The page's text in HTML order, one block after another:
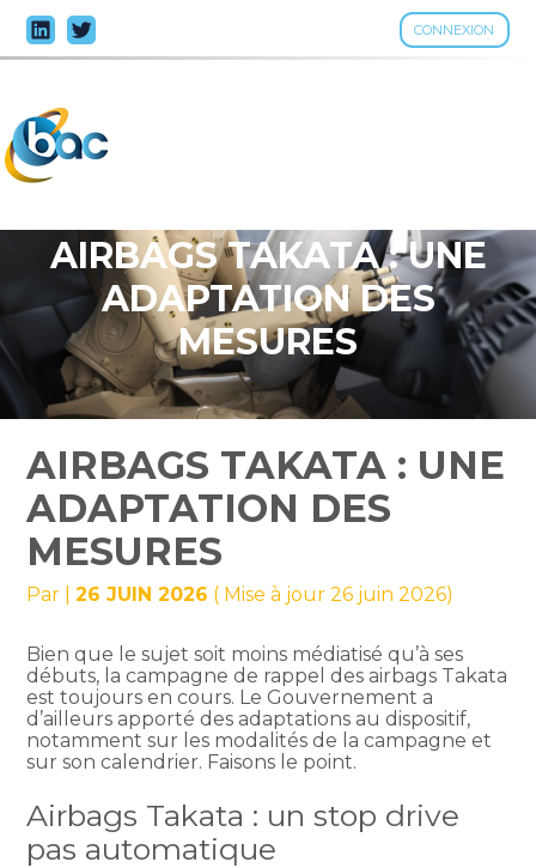
CONNEXION
Aller
au
AIRBAGS TAKATA : UNE
ADAPTATION DES
MESURES
AIRBAGS TAKATA : UNE
ADAPTATION DES
MESURES
Par |26 JUIN 2026 ( Mise à jour 26 juin 2026)
Bien que le sujet soit moins médiatisé qu’à ses
débuts, la campagne de rappel des airbags Takata
est toujours en cours. Le Gouvernement a
d’ailleurs apporté des adaptations au dispositif,
notamment sur les modalités de la campagne et
sur son calendrier. Faisons le point.
Airbags Takata : un stop drive
pas automatique